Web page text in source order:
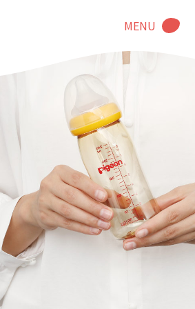
MENU